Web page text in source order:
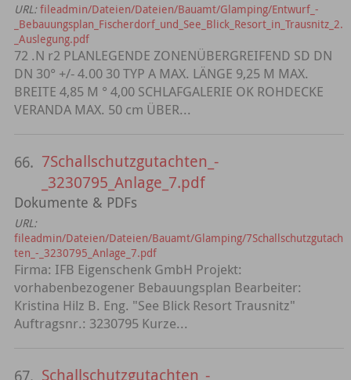
URL: fileadmin/Dateien/Dateien/Bauamt/Glamping/Entwurf_-
_Bebauungsplan_Fischerdorf_und_See_Blick_Resort_in_Trausnitz_2.
_Auslegung.pdf
72 .N r2 PLANLEGENDE ZONENÜBERGREIFEND SD DN
DN 30° +/- 4.00 30 TYP A MAX. LÄNGE 9,25 M MAX.
BREITE 4,85 M ° 4,00 SCHLAFGALERIE OK ROHDECKE
VERANDA MAX. 50 cm ÜBER...
66. 7Schallschutzgutachten_-
_3230795_Anlage_7.pdf
Dokumente & PDFs
URL:
fileadmin/Dateien/Dateien/Bauamt/Glamping/7Schallschutzgutach
ten_-_3230795_Anlage_7.pdf
Firma: IFB Eigenschenk GmbH Projekt:
vorhabenbezogener Bebauungsplan Bearbeiter:
Kristina Hilz B. Eng. "See Blick Resort Trausnitz"
Auftragsnr.: 3230795 Kurze...
Schallschutzgutachten_-